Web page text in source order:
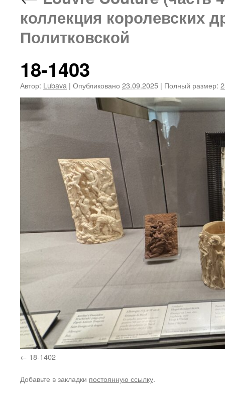
коллекция королевских
Политковской
18-1403
Автор: Lubava | Опубликовано 23.09.2025 | Полный размер:
18-1402
Добавьте в закладки постоянную ссылку.